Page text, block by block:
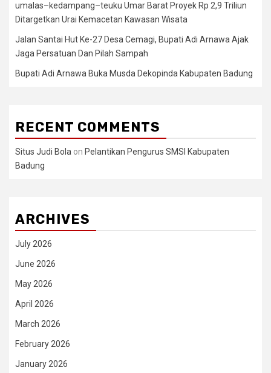
umalas–kedampang–teuku Umar Barat Proyek Rp 2,9 Triliun
Ditargetkan Urai Kemacetan Kawasan Wisata
Jalan Santai Hut Ke-27 Desa Cemagi, Bupati Adi Arnawa Ajak
Jaga Persatuan Dan Pilah Sampah
Bupati Adi Arnawa Buka Musda Dekopinda Kabupaten Badung
RECENT COMMENTS
Situs Judi Bola on Pelantikan Pengurus SMSI Kabupaten
Badung
ARCHIVES
July 2026
June 2026
May 2026
April 2026
March 2026
February 2026
January 2026